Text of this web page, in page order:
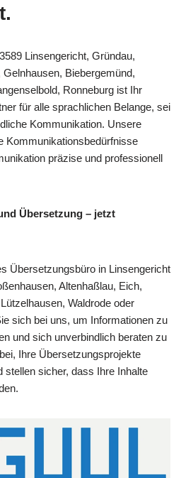
Linsengericht, Gründau,
Biebergemünd,
Ronneburg ist Ihr
für alle sprachlichen Belange, sei
Kommunikation. Unsere
Kommunikationsbedürfnisse
präzise und professionell
Übersetzung – jetzt
Übersetzungsbüro in Linsengericht
Altenhaßlau, Eich,
Waldrode oder
sich bei uns, um Informationen zu
und sich unverbindlich beraten zu
Ihre Übersetzungsprojekte
stellen sicher, dass Ihre Inhalte